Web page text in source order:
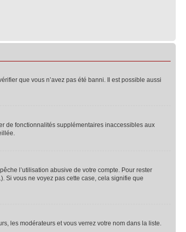
que vous n’avez pas été banni. Il est possible aussi
de fonctionnalités supplémentaires inaccessibles aux
l’utilisation abusive de votre compte. Pour rester
Si vous ne voyez pas cette case, cela signifie que
les modérateurs et vous verrez votre nom dans la liste.